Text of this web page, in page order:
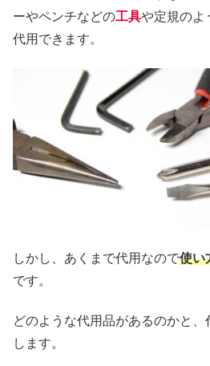
ーやペンチなどの工具や定規のよ
代用できます。
しかし、あくまで代用なので使い
です。
どのような代用品があるのかと
します。